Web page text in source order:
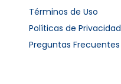
Términos de Uso
Políticas de Privacidad
Preguntas Frecuentes